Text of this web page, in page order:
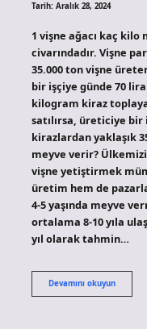
Tarih: Aralık 28, 2024
1 vişne ağacı kaç kilo
civarındadır. Vişne
35.000 ton vişne
bir işçiye günde 70
kilogram kiraz
satılırsa, üreticiye bir
kirazlardan yaklaşık
meyve verir?
vişne yetiştirmek
üretim hem de
4-5 yaşında meyve
ortalama 8-10 yıla
yıl olarak tahmin…
Devamını okuyunVişne
Dönüme